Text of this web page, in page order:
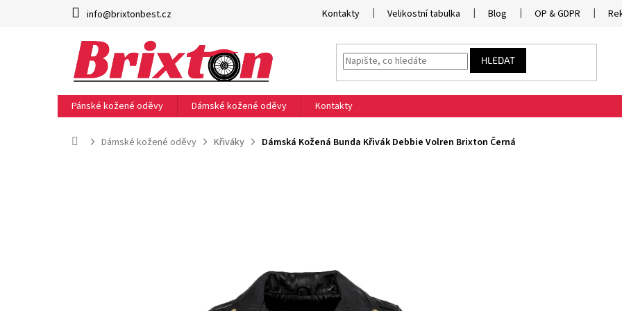
info@brixtonbest.cz Kontakty Velikostní tabulka Blog OP & GDPR
HLEDAT
Pánské kožené oděvy Dámské kožené oděvy Kontakty
DomůDámské kožené oděvy Křiváky Dámská Kožená Bunda Křivák Debbie Volren Brixton Černá